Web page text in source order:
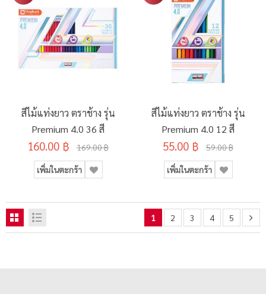
สีไม้แท่งยาว ตราช้าง รุ่น
Premium 4.0 36 สี
160.00 ฿ 169.00 ฿
เพิ่มในตะกร้า
สีไม้แท่งยาว ตราช้าง รุ่น
Premium 4.0 12 สี
55.00 ฿ 59.00 ฿
เพิ่มในตะกร้า
1 2 3 4 5